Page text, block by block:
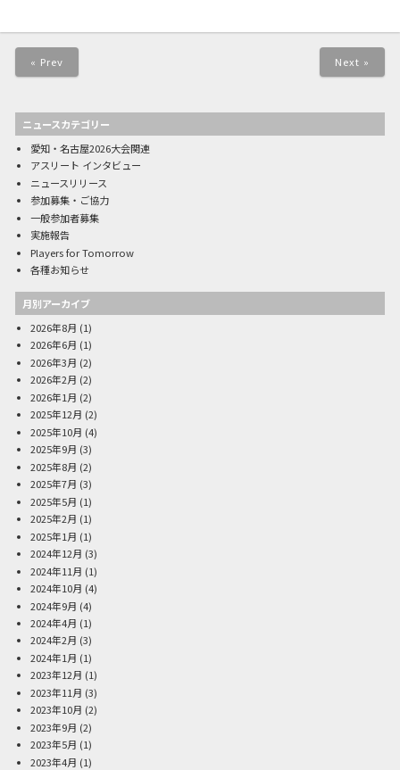
« Prev Next »
ニュースカテゴリー
愛知・名古屋2026大会関連
アスリート インタビュー
ニュースリリース
参加募集・ご協力
一般参加者募集
実施報告
Players for Tomorrow
各種お知らせ
月別アーカイブ
2026年8月 (1)
2026年6月 (1)
2026年3月 (2)
2026年2月 (2)
2026年1月 (2)
2025年12月 (2)
2025年10月 (4)
2025年9月 (3)
2025年8月 (2)
2025年7月 (3)
2025年5月 (1)
2025年2月 (1)
2025年1月 (1)
2024年12月 (3)
2024年11月 (1)
2024年10月 (4)
2024年9月 (4)
2024年4月 (1)
2024年2月 (3)
2024年1月 (1)
2023年12月 (1)
2023年11月 (3)
2023年10月 (2)
2023年9月 (2)
2023年5月 (1)
2023年4月 (1)